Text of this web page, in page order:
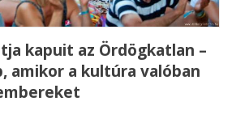
kapuit az Ördögkatlan –
amikor a kultúra valóban